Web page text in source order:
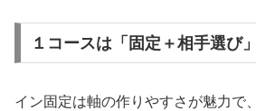
１コースは「固定＋相手選び
イン固定は軸の作りやすさが魅力で